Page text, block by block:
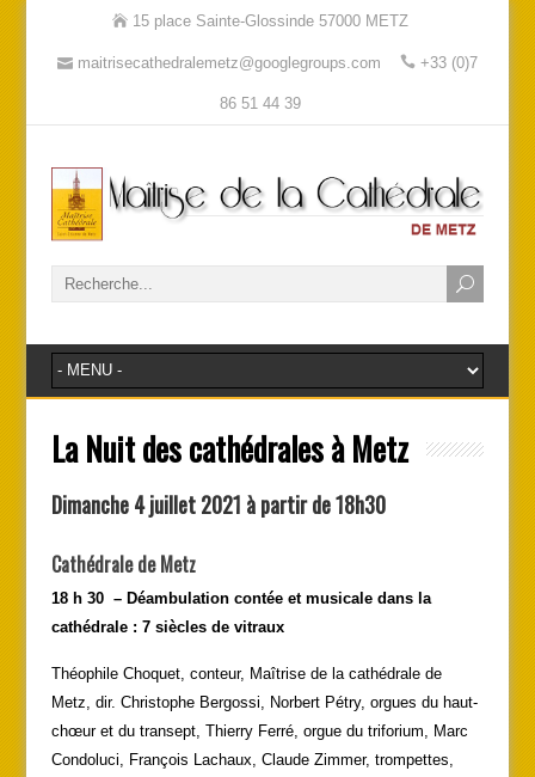
15 place Sainte-Glossinde 57000 METZ
maitrisecathedralemetz@googlegroups.com +33 (0)7
86 51 44 39
La Nuit des cathédrales à Metz
Dimanche 4 juillet 2021 à partir de 18h30
Cathédrale de Metz
18 h 30 – Déambulation contée et musicale dans la
cathédrale : 7 siècles de vitraux
Théophile Choquet, conteur, Maîtrise de la cathédrale de
Metz, dir. Christophe Bergossi, Norbert Pétry, orgues du haut-
chœur et du transept, Thierry Ferré, orgue du triforium, Marc
Condoluci, François Lachaux, Claude Zimmer, trompettes,